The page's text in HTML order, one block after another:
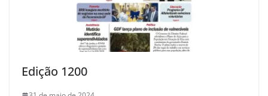
Edição 1200